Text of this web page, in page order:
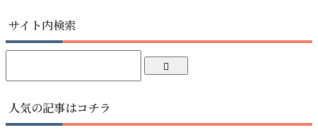
サイト内検索
人気の記事はコチラ